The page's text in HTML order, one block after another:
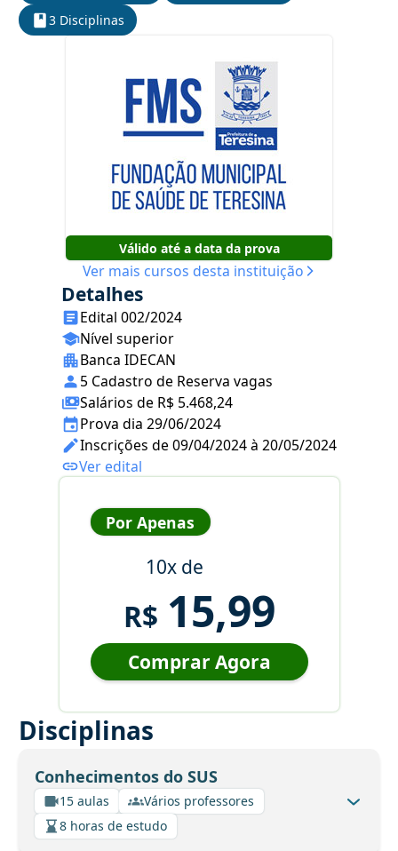
3 Disciplinas
Válido até a data da prova
Ver mais cursos desta instituição
Detalhes
Edital 002/2024
Nível superior
Banca IDECAN
5 Cadastro de Reserva vagas
Salários de R$ 5.468,24
Prova dia 29/06/2024
Inscrições de 09/04/2024 à 20/05/2024
Ver edital
Por Apenas
10x de
R$ 15,99
Comprar Agora
Disciplinas
Conhecimentos do SUS
15 aulas
Vários professores
8 horas de estudo